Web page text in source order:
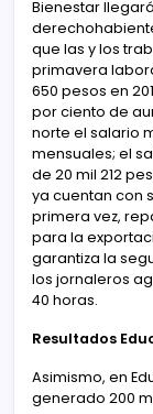
Bienestar
que las y los
primavera
650 pesos en
por ciento de
norte el salario
mensuales; el
de 20 mil 212
ya cuentan con
primera vez,
para la
garantiza la
los jornaleros
40 horas.
Resultados
Asimismo, en
generado 200